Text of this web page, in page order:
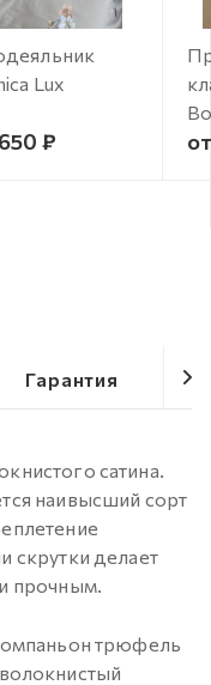
Lux
₽
Гарантия
сатина.
наивысший сорт
скрутки делает
прочным.
трюфель